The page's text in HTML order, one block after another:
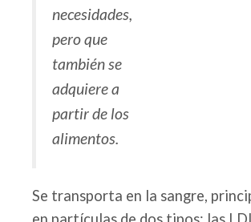
necesidades,
pero que
también se
adquiere a
partir de los
alimentos.
Se transporta en la sangre,